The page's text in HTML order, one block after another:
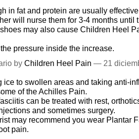
in fat and protein are usually
will nurse them for 3-4 months until
may also cause Children Heel
pressure inside the increase.
by Children Heel Pain — 21
ice to swollen areas and taking anti-
of theAchilles Pain.
can be treated with rest,
and sometimes surgery.
may recommend you wear Plantar
pain.